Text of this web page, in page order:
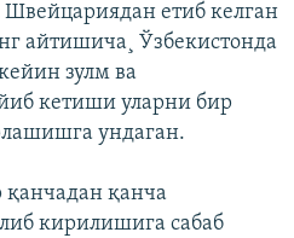
етиб келган
айтишича¸ Ўзбекистонда
зулм ва
кетиши уларни бир
ундаган.
қанчадан қанча
кирилишига сабаб